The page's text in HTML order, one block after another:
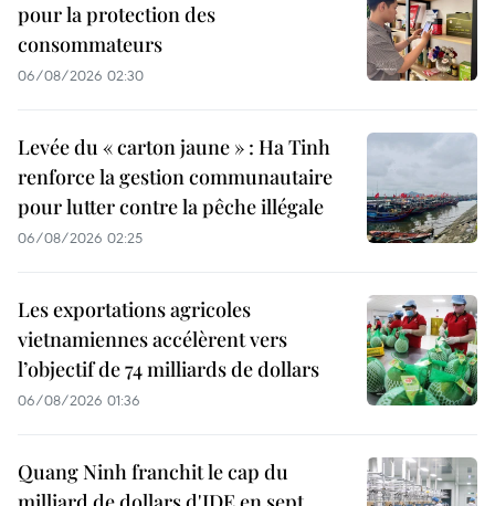
pour la protection des
consommateurs
06/08/2026 02:30
Levée du « carton jaune » : Ha Tinh
renforce la gestion communautaire
pour lutter contre la pêche illégale
06/08/2026 02:25
Les exportations agricoles
vietnamiennes accélèrent vers
l’objectif de 74 milliards de dollars
06/08/2026 01:36
Quang Ninh franchit le cap du